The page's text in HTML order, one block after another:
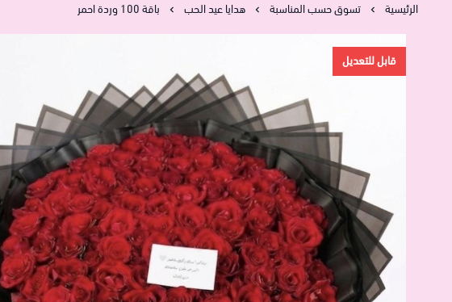
الرئيسية تسوق حسب المناسبة هدايا عيد الحب باقة 100 وردة احمر
قابل للتعديل